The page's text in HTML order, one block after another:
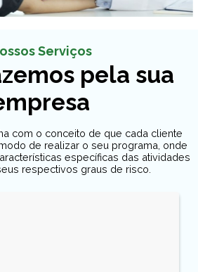
Serviços
pela sua
com o conceito de que cada cliente
de realizar o seu programa, onde
específicas das atividades
respectivos graus de risco.